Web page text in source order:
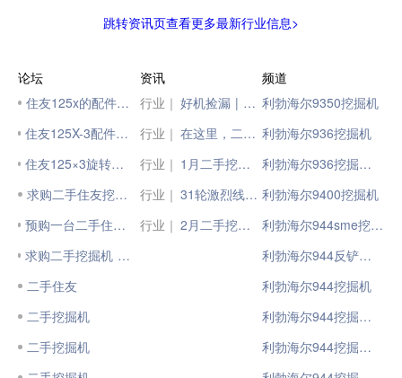
跳转资讯页查看更多最新行业信息>
论坛
住友125x的配件好找吗？
住友125X-3配件齐全的联系我
住友125×3旋转马达需要打黄油吗
求购二手住友挖掘机.
预购一台二手住友75挖掘机
求购二手挖掘机 二手挖掘机
二手住友
二手挖掘机
二手挖掘机
资讯
行业｜
好机捡漏 | 抢二手好机，上柳工二手汇！
行业｜
在这里，二手车“更抢手”
行业｜
1月二手挖掘机互联网交易报告，交易量环比降33.3%，同比降58.5%
行业｜
31轮激烈线上竞价，临工二手机平台引燃夏季
行业｜
2月二手挖掘机互联网交易报告出炉，交易量环比增284.3%，同比涨8.2%
频道
利勃海尔9350挖掘机
利勃海尔936挖掘机
利勃海尔936挖掘机模型
利勃海尔9400挖掘机
利勃海尔944sme挖掘机
利勃海尔944反铲挖掘机
利勃海尔944挖掘机
利勃海尔944挖掘机产地
利勃海尔944挖掘机说明